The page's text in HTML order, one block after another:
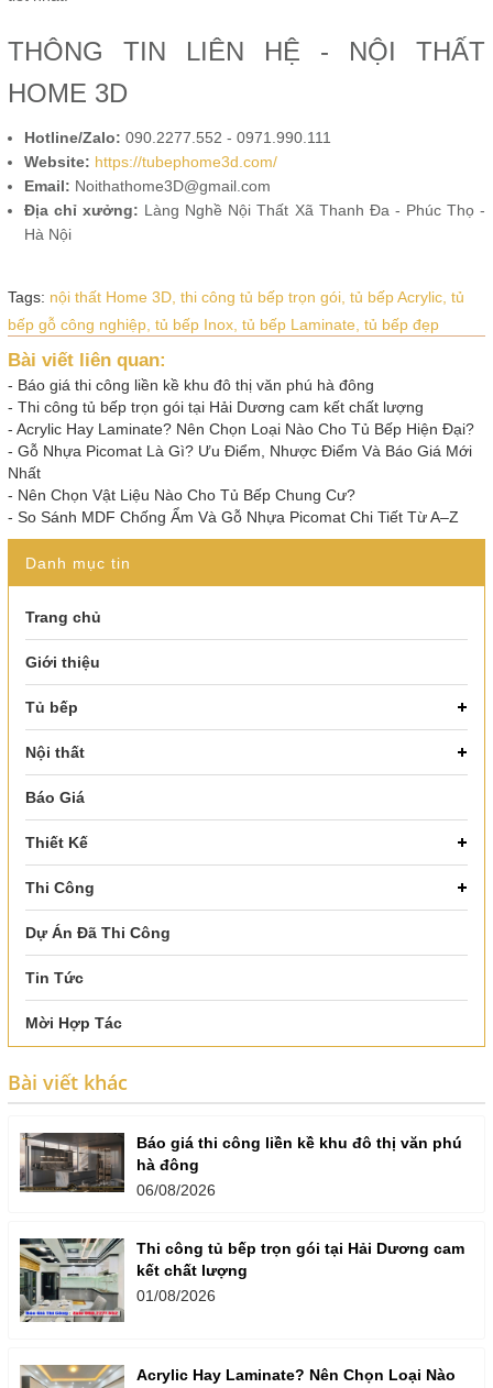
THÔNG TIN LIÊN HỆ - NỘI THẤT
HOME 3D
Hotline/Zalo: 090.2277.552 - 0971.990.111
Website: https://tubephome3d.com/
Email: Noithathome3D@gmail.com
Địa chỉ xưởng: Làng Nghề Nội Thất Xã Thanh Đa - Phúc Thọ -
Hà Nội
Tags: nội thất Home 3D, thi công tủ bếp trọn gói, tủ bếp Acrylic, tủ
bếp gỗ công nghiệp, tủ bếp Inox, tủ bếp Laminate, tủ bếp đẹp
Bài viết liên quan:
- Báo giá thi công liền kề khu đô thị văn phú hà đông
- Thi công tủ bếp trọn gói tại Hải Dương cam kết chất lượng
- Acrylic Hay Laminate? Nên Chọn Loại Nào Cho Tủ Bếp Hiện Đại?
- Gỗ Nhựa Picomat Là Gì? Ưu Điểm, Nhược Điểm Và Báo Giá Mới
Nhất
- Nên Chọn Vật Liệu Nào Cho Tủ Bếp Chung Cư?
- So Sánh MDF Chống Ẩm Và Gỗ Nhựa Picomat Chi Tiết Từ A–Z
Danh mục tin
Trang chủ
Giới thiệu
Tủ bếp
Nội thất
Báo Giá
Thiết Kế
Thi Công
Dự Án Đã Thi Công
Tin Tức
Mời Hợp Tác
Bài viết khác
Báo giá thi công liền kề khu đô thị văn phú
hà đông
06/08/2026
Thi công tủ bếp trọn gói tại Hải Dương cam
kết chất lượng
01/08/2026
Acrylic Hay Laminate? Nên Chọn Loại Nào